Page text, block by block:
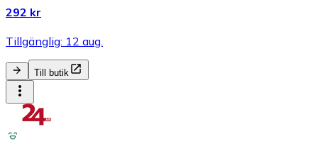
292 kr
Tillgänglig: 12 aug.
Till butik